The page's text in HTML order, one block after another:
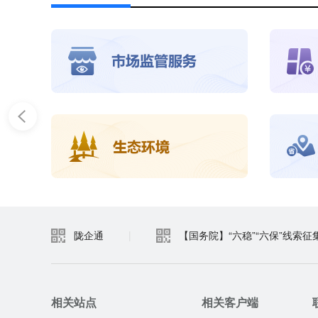
陇企通 【国务院】“六稳”“六保”线索征
相关站点 相关客户端